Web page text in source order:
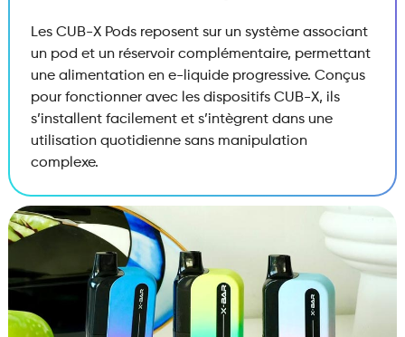
Les CUB-X Pods reposent sur un système associant
un pod et un réservoir complémentaire, permettant
une alimentation en e-liquide progressive. Conçus
pour fonctionner avec les dispositifs CUB-X, ils
s’installent facilement et s’intègrent dans une
utilisation quotidienne sans manipulation
complexe.